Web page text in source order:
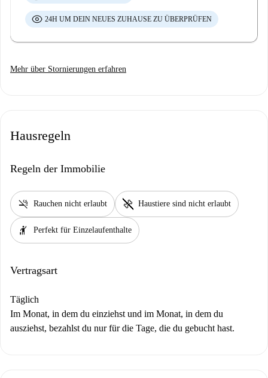
24H UM DEIN NEUES ZUHAUSE ZU ÜBERPRÜFEN
Mehr über Stornierungen erfahren
Hausregeln
Regeln der Immobilie
smoke_free Rauchen nicht erlaubt pet_supplies Haustiere sind nicht erlaubt
hail Perfekt für Einzelaufenthalte
Vertragsart
Täglich
Im Monat, in dem du einziehst und im Monat, in dem du
ausziehst, bezahlst du nur für die Tage, die du gebucht hast.